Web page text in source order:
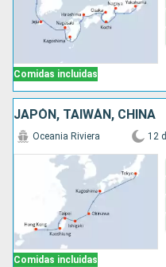
Comidas incluidas
JAPÓN, TAIWÁN, CHINA
Comidas incluidas
Oceania Riviera 12 d